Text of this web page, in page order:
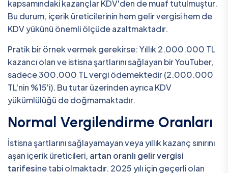
kapsamındaki kazançlar KDV'den de muaf tutulmuştur.
Bu durum, içerik üreticilerinin hem gelir vergisi hem de
KDV yükünü önemli ölçüde azaltmaktadır.
Pratik bir örnek vermek gerekirse: Yıllık 2.000.000 TL
kazancı olan ve istisna şartlarını sağlayan bir YouTuber,
sadece 300.000 TL vergi ödemektedir (2.000.000
TL'nin %15'i). Bu tutar üzerinden ayrıca KDV
yükümlülüğü de doğmamaktadır.
Normal Vergilendirme Oranları
İstisna şartlarını sağlayamayan veya yıllık kazanç sınırını
aşan içerik üreticileri, artan oranlı gelir vergisi
tarifesine tabi olmaktadır. 2025 yılı için geçerli olan